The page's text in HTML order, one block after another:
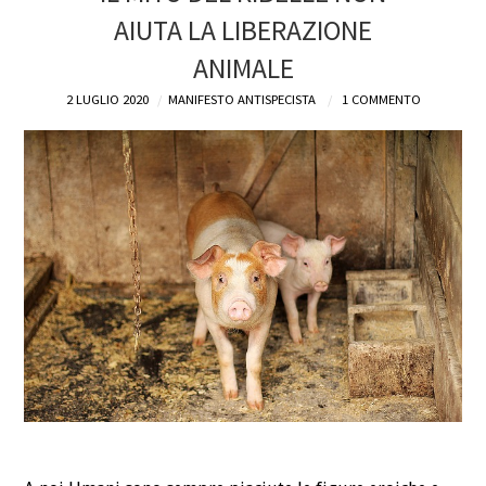
DEFINIZIONI
CHI
BLOG
CONTATTI
AIUTA LA LIBERAZIONE
ANIMALE
2 LUGLIO 2020 MANIFESTO ANTISPECISTA 1 COMMENTO